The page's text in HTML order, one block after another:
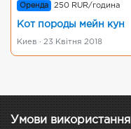
Оренда 250 RUR/година
Кот породы мейн кун
Киев · 23 Квітня 2018
Умови використання